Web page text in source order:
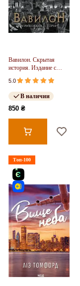
Вавилон. Скрытая
история. Издание с
иллюстрированным
срезом (у)
5.0
В наличии
850 ₴
Топ-100